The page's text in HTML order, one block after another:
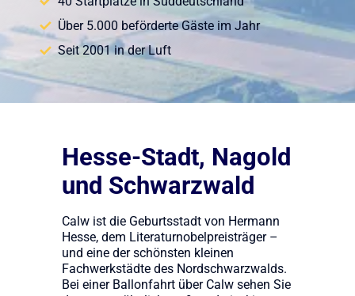
Über 5.000 beförderte Gäste im Jahr
Seit 2001 in der Luft
Hesse-Stadt, Nagold
und Schwarzwald
Calw ist die Geburtsstadt von Hermann
Hesse, dem Literaturnobelpreisträger –
und eine der schönsten kleinen
Fachwerkstädte des Nordschwarzwalds.
Bei einer Ballonfahrt über Calw sehen Sie